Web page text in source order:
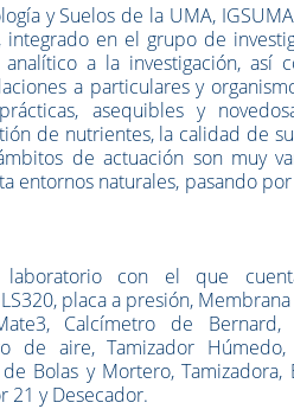
y Suelos de la UMA,
integrado en el grupo de
a la investigación, así
a particulares y
asequibles y
de nutrientes, la calidad de
de actuación son muy
entornos naturales, pasando
con el que
placa a presión,
Calcímetro de
de aire, Tamizador
Bolas y Mortero, Tamizadora,
21 y Desecador.